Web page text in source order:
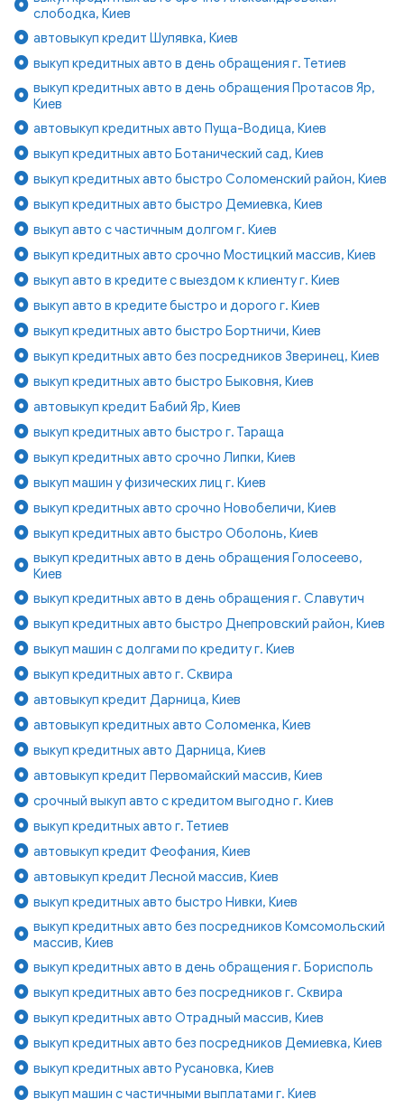
слободка, Киев
автовыкуп кредит Шулявка, Киев
выкуп кредитных авто в день обращения г. Тетиев
выкуп кредитных авто в день обращения Протасов Яр,
Киев
автовыкуп кредитных авто Пуща-Водица, Киев
выкуп кредитных авто Ботанический сад, Киев
выкуп кредитных авто быстро Соломенский район, Киев
выкуп кредитных авто быстро Демиевка, Киев
выкуп авто с частичным долгом г. Киев
выкуп кредитных авто срочно Мостицкий массив, Киев
выкуп авто в кредите с выездом к клиенту г. Киев
выкуп авто в кредите быстро и дорого г. Киев
выкуп кредитных авто быстро Бортничи, Киев
выкуп кредитных авто без посредников Зверинец, Киев
выкуп кредитных авто быстро Быковня, Киев
автовыкуп кредит Бабий Яр, Киев
выкуп кредитных авто быстро г. Тараща
выкуп кредитных авто срочно Липки, Киев
выкуп машин у физических лиц г. Киев
выкуп кредитных авто срочно Новобеличи, Киев
выкуп кредитных авто быстро Оболонь, Киев
выкуп кредитных авто в день обращения Голосеево,
Киев
выкуп кредитных авто в день обращения г. Славутич
выкуп кредитных авто быстро Днепровский район, Киев
выкуп машин с долгами по кредиту г. Киев
выкуп кредитных авто г. Сквира
автовыкуп кредит Дарница, Киев
автовыкуп кредитных авто Соломенка, Киев
выкуп кредитных авто Дарница, Киев
автовыкуп кредит Первомайский массив, Киев
срочный выкуп авто с кредитом выгодно г. Киев
выкуп кредитных авто г. Тетиев
автовыкуп кредит Феофания, Киев
автовыкуп кредит Лесной массив, Киев
выкуп кредитных авто быстро Нивки, Киев
выкуп кредитных авто без посредников Комсомольский
массив, Киев
выкуп кредитных авто в день обращения г. Борисполь
выкуп кредитных авто без посредников г. Сквира
выкуп кредитных авто Отрадный массив, Киев
выкуп кредитных авто без посредников Демиевка, Киев
выкуп кредитных авто Русановка, Киев
выкуп машин с частичными выплатами г. Киев